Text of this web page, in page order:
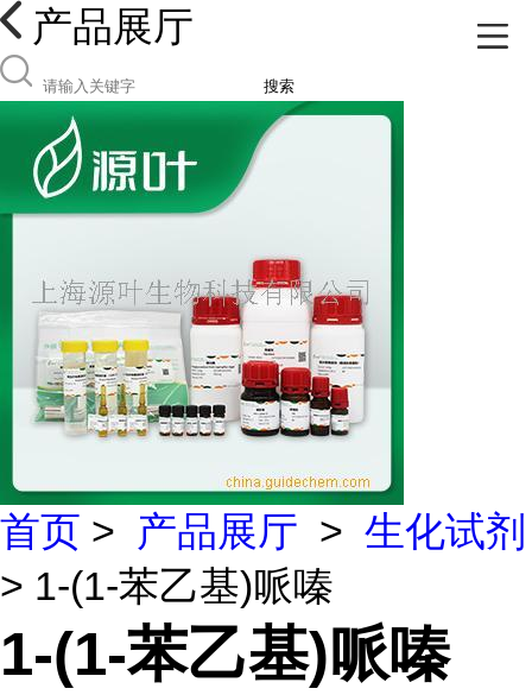
产品展厅
搜索
首页 > 产品展厅 > 生化试剂
> 1-(1-苯乙基)哌嗪
1-(1-苯乙基)哌嗪